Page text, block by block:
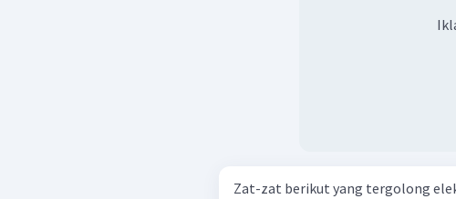
Zat-zat berikut yang tergolong